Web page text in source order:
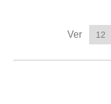
Ver